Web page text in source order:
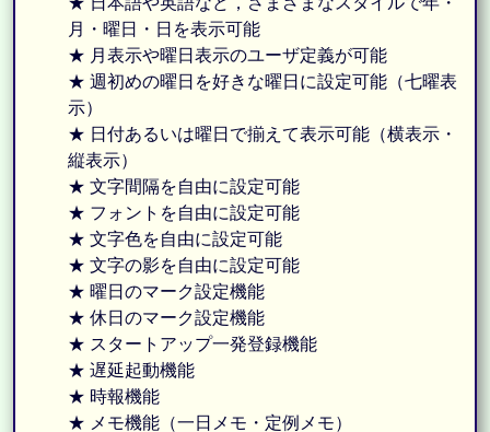
月・曜日・日を表示可能
★ 月表示や曜日表示のユーザ定義が可能
★ 週初めの曜日を好きな曜日に設定可能（七曜表
示）
★ 日付あるいは曜日で揃えて表示可能（横表示・
縦表示）
★ 文字間隔を自由に設定可能
★ フォントを自由に設定可能
★ 文字色を自由に設定可能
★ 文字の影を自由に設定可能
★ 曜日のマーク設定機能
★ 休日のマーク設定機能
★ スタートアップ一発登録機能
★ 遅延起動機能
★ 時報機能
★ メモ機能（一日メモ・定例メモ）